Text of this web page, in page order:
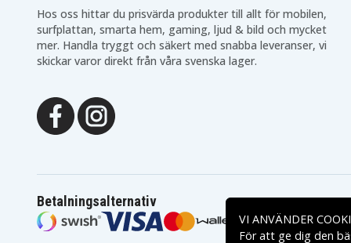
Hos oss hittar du prisvärda produkter till allt för mobilen,
surfplattan, smarta hem, gaming, ljud & bild och mycket
mer. Handla tryggt och säkert med snabba leveranser, vi
skickar varor direkt från våra svenska lager.
Betalningsalternativ
VI ANVÄNDER
För att ge dig den